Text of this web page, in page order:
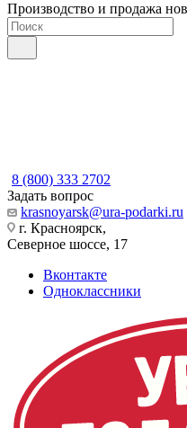
Производство и продажа
8 (800) 333 2702
Задать вопрос
krasnoyarsk@ura-podarki.ru
г. Красноярск,
Северное шоссе, 17
Вконтакте
Одноклассники